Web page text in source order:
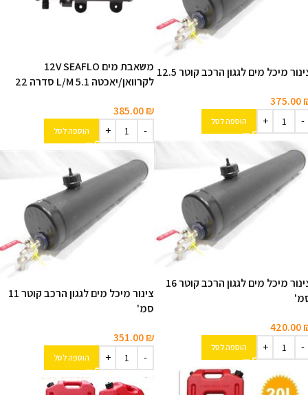
משאבת מים 12V SEAFLO
לקרוואן/יאכטה 5.1 L/M סדרה 22
385.00₪
הוספה לסל
מיכל מים לגגון הרכב קוטר 12.5
375.00
הוספה לסל
צינור מיכל מים לגגון הרכב קוטר 16
420.00
הוספה לסל
צינור מיכל מים לגגון הרכב קוטר 11
סמ'
351.00₪
הוספה לסל